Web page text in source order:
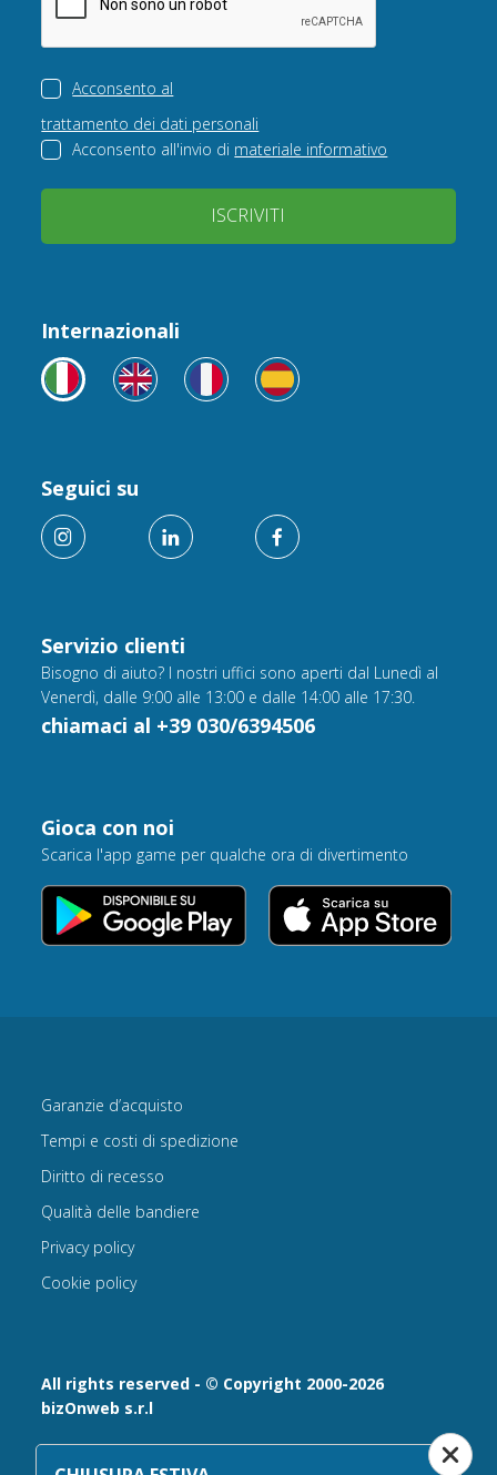
Acconsento al
trattamento dei dati personali
Acconsento all'invio di materiale informativo
ISCRIVITI
Servizio clienti
Bisogno di aiuto? I nostri uffici sono aperti dal Lunedì al
Venerdì, dalle 9:00 alle 13:00 e dalle 14:00 alle 17:30.
chiamaci al +39 030/6394506
Internazionali
Seguici su
Gioca con noi
Scarica l'app game per qualche ora di divertimento
All rights reserved - © Copyright 2000-2026
bizOnweb s.r.l
Via Fratelli Bandiera 18, 25122 - Brescia, Italia
Garanzie d’acquisto
Tempi e costi di spedizione
Diritto di recesso
Qualità delle bandiere
Privacy policy
Cookie policy